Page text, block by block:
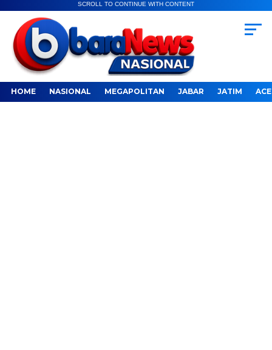
SCROLL TO CONTINUE WITH CONTENT
HOME NASIONAL MEGAPOLITAN JABAR JATIM